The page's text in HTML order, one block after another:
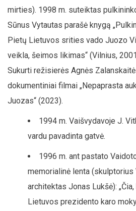
mirties). 1998 m. suteiktas
Sūnus Vytautas parašė knygą
Pietų Lietuvos srities vado Juozo
veikla, šeimos likimas“ (Vilnius,
Sukurti režisierės Agnės
dokumentiniai filmai „Nepaprasta
Juozas“ (2023).
1994 m. Vaišvydavoje J.
vardu pavadinta gatvė.
1996 m. ant pastato
memorialinė lenta (skulptorius
architektas Jonas Lukšė):
Lietuvos prezidento karo